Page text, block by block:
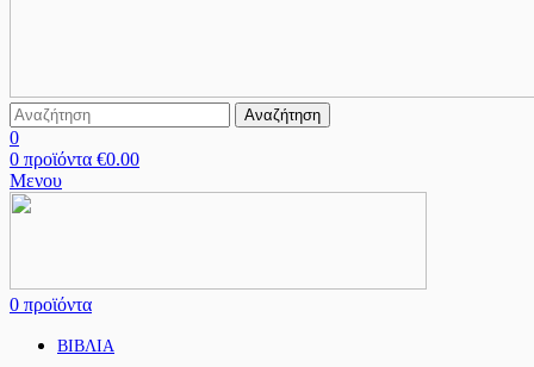
Αναζήτηση
0
0 προϊόντα €0.00
Μενου
0 προϊόντα
ΒΙΒΛΙΑ